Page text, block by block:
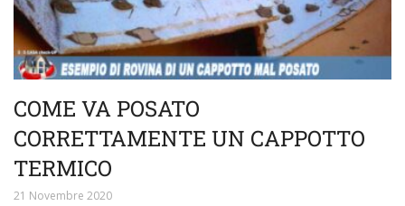
COME VA POSATO
CORRETTAMENTE UN CAPPOTTO
TERMICO
21 Novembre 2020